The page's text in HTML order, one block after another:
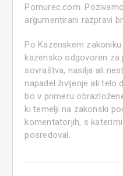
Pomurec.com.
argumentirani razpravi
Po Kazenskem
kazensko odgovoren za
sovraštva, nasilja ali
napadel življenje ali telo
bo v primeru
ki temelji na zakonski
komentatorjih, s
posredoval.